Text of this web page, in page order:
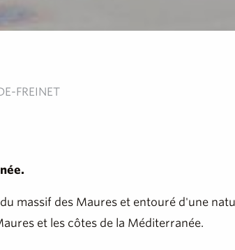
FREINET
massif des Maures et entouré d'une
et les côtes de la Méditerranée.